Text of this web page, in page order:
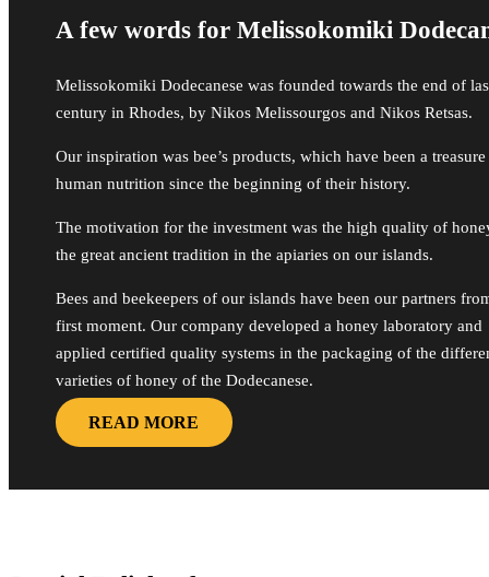
A few words for Melissokomiki
Melissokomiki Dodecanese was founded towards the end of
century in Rhodes, by Nikos Melissourgos and Nikos Retsas.
Our inspiration was bee’s products, which have been a
human nutrition since the beginning of their history.
The motivation for the investment was the high quality of
the great ancient tradition in the apiaries on our islands.
Bees and beekeepers of our islands have been our partners
first moment. Our company developed a honey laboratory and
applied certified quality systems in the packaging of the
varieties of honey of the Dodecanese.
READ MORE